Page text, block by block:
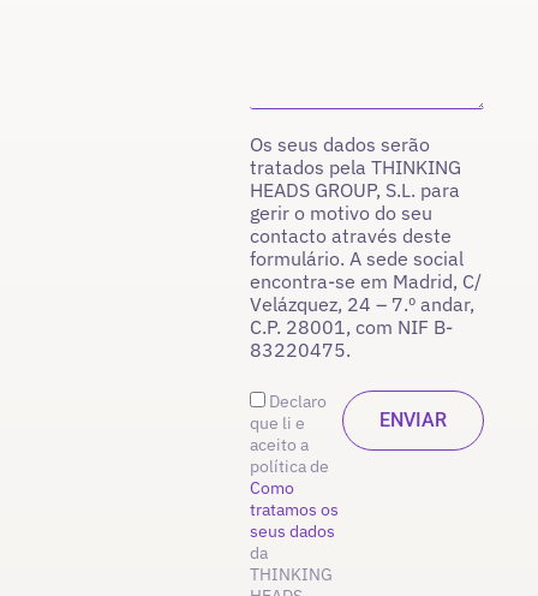
Os seus dados serão
tratados pela THINKING
HEADS GROUP, S.L. para
gerir o motivo do seu
contacto através deste
formulário. A sede social
encontra-se em Madrid, C/
Velázquez, 24 – 7.º andar,
C.P. 28001, com NIF B-
83220475.
Declaro
que li e
aceito a
política de
Como
tratamos os
seus dados
da
THINKING